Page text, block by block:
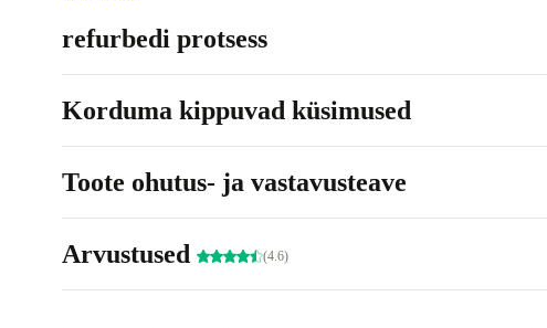
refurbedi protsess
Korduma kippuvad küsimused
Toote ohutus- ja vastavusteave
Arvustused (4.6)